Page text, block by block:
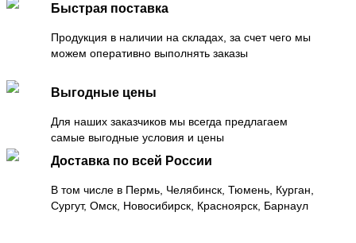
Быстрая поставка
Продукция в наличии на складах, за счет чего мы
можем оперативно выполнять заказы
Выгодные цены
Для наших заказчиков мы всегда предлагаем
самые выгодные условия и цены
Доставка по всей России
В том числе в Пермь, Челябинск, Тюмень, Курган,
Сургут, Омск, Новосибирск, Красноярск, Барнаул